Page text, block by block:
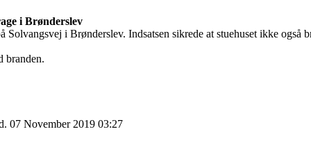
i Brønderslev
Solvangsvej i Brønderslev. Indsatsen sikrede at stuehuset ikke også
branden.
07 November 2019 03:27